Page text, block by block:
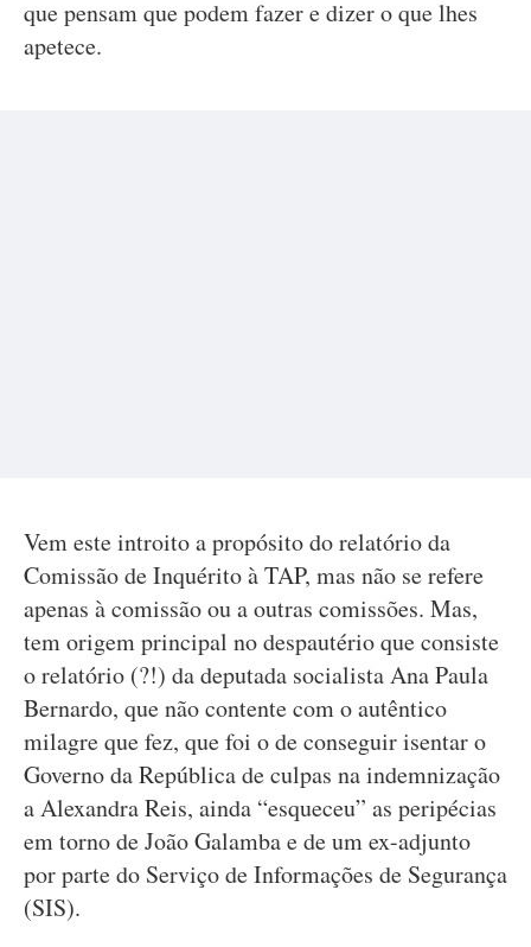
que pensam que podem fazer e dizer o que lhes
apetece.
Vem este introito a propósito do relatório da
Comissão de Inquérito à TAP, mas não se refere
apenas à comissão ou a outras comissões. Mas,
tem origem principal no despautério que consiste
o relatório (?!) da deputada socialista Ana Paula
Bernardo, que não contente com o autêntico
milagre que fez, que foi o de conseguir isentar o
Governo da República de culpas na indemnização
a Alexandra Reis, ainda “esqueceu” as peripécias
em torno de João Galamba e de um ex-adjunto
por parte do Serviço de Informações de Segurança
(SIS).